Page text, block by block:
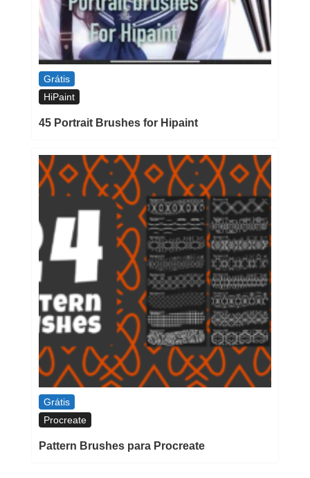
Grátis
HiPaint
45 Portrait Brushes for Hipaint
Grátis
Procreate
Pattern Brushes para Procreate